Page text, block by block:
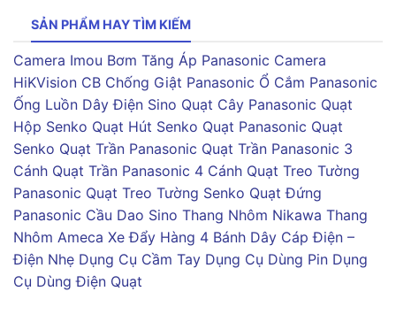
SẢN PHẨM HAY TÌM KIẾM
Camera Imou Bơm Tăng Áp Panasonic Camera
HiKVision CB Chống Giật Panasonic Ổ Cắm Panasonic
Ống Luồn Dây Điện Sino Quạt Cây Panasonic Quạt
Hộp Senko Quạt Hút Senko Quạt Panasonic Quạt
Senko Quạt Trần Panasonic Quạt Trần Panasonic 3
Cánh Quạt Trần Panasonic 4 Cánh Quạt Treo Tường
Panasonic Quạt Treo Tường Senko Quạt Đứng
Panasonic Cầu Dao Sino Thang Nhôm Nikawa Thang
Nhôm Ameca Xe Đẩy Hàng 4 Bánh Dây Cáp Điện –
Điện Nhẹ Dụng Cụ Cầm Tay Dụng Cụ Dùng Pin Dụng
Cụ Dùng Điện Quạt